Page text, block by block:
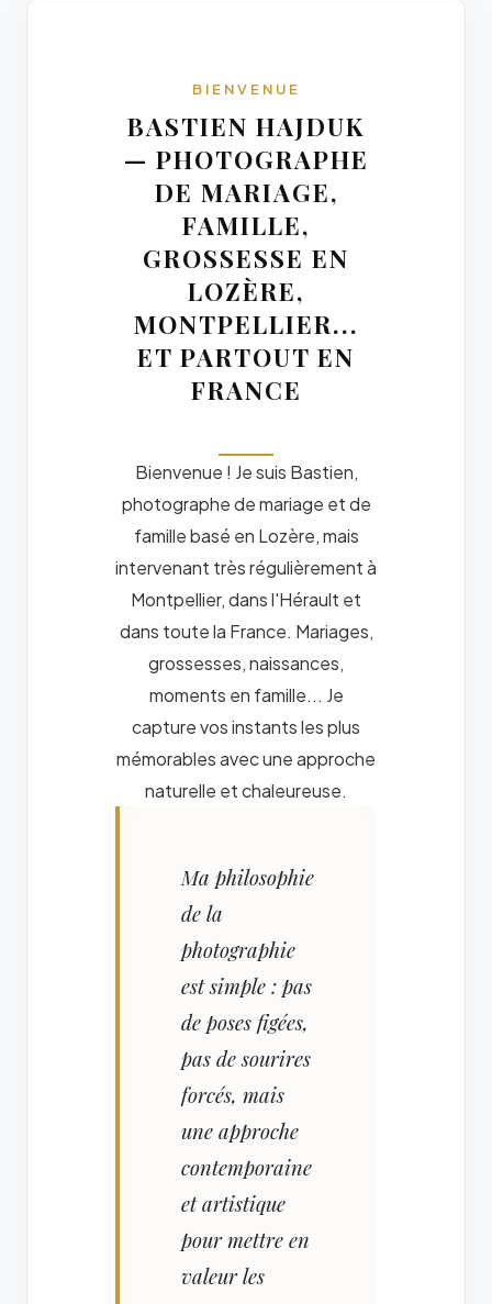
BIENVENUE
BASTIEN HAJDUK
— PHOTOGRAPHE
DE MARIAGE,
FAMILLE,
GROSSESSE EN
LOZÈRE,
MONTPELLIER...
ET PARTOUT EN
FRANCE
Bienvenue ! Je suis Bastien,
photographe de mariage et de
famille basé en Lozère, mais
intervenant très régulièrement à
Montpellier, dans l'Hérault et
dans toute la France. Mariages,
grossesses, naissances,
moments en famille... Je
capture vos instants les plus
mémorables avec une approche
naturelle et chaleureuse.
Ma philosophie
de la
photographie
est simple : pas
de poses figées,
pas de sourires
forcés, mais
une approche
contemporaine
et artistique
pour mettre en
valeur les